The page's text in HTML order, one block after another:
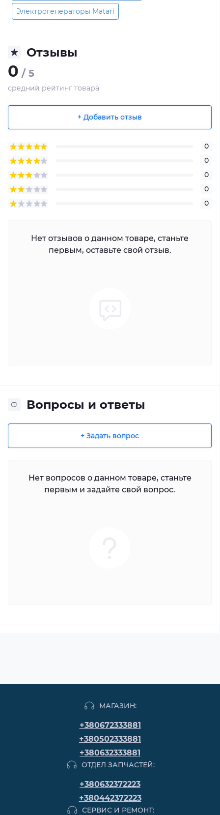
Электрогенераторы Matari
Отзывы
0 / 5
средний рейтинг товара
+ Добавить отзыв
0
0
0
0
0
Нет отзывов о данном товаре, станьте
первым, оставьте свой отзыв.
Вопросы и ответы
+ Задать вопрос
Нет вопросов о данном товаре, станьте
первым и задайте свой вопрос.
МАГАЗИН:
+380672333881
+380502333881
+380632333881
ОТДЕЛ ЗАПЧАСТЕЙ:
+380632372223
+380442372223
СЕРВИС И РЕМОНТ: